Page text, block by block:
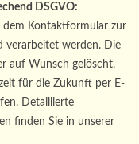
DSGVO:
dem Kontaktformular zur
verarbeitet werden. Die
auf Wunsch gelöscht.
für die Zukunft per E-
Detaillierte
finden Sie in unserer